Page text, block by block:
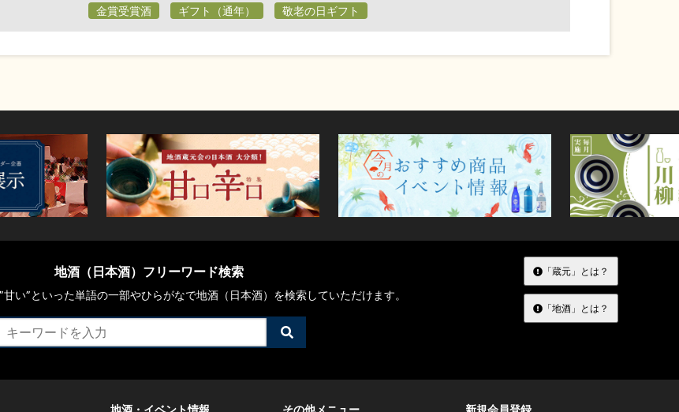
金賞受賞酒 ギフト（通年） 敬老の日ギフト
地酒（日本酒）フリーワード検索
甘い”といった単語の一部やひらがなで地酒（日本酒）を検索していただけます。
検
索
「蔵元」とは？
「地酒」とは？